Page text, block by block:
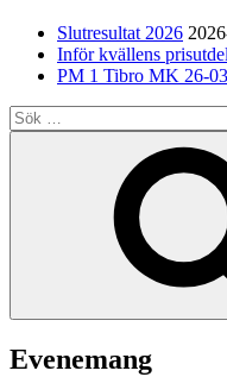
Slutresultat 2026
Inför kvällens
PM 1 Tibro MK 26-
Sök
efter:
Evenemang